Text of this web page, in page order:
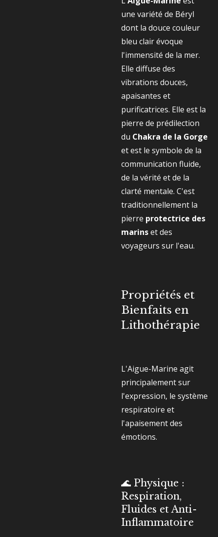
une variété de Béryl
dont la douce couleur
bleu clair évoque
l'immensité de la mer.
Elle diffuse des
vibrations douces,
apaisantes et
purificatrices. Elle est la
pierre de prédilection
du Chakra de la Gorge
et est le symbole de la
communication fluide,
de la vérité et de la
clarté mentale. C'est
traditionnellement la
pierre protectrice des
marinset des
voyageurs sur l'eau.
Propriétés et
Bienfaits en
Lithothérapie
L'Aigue-Marine agit
principalement sur
l'expression, le système
respiratoire et
l'apaisement des
émotions.
🌊 Physique :
Respiration,
Fluides et Anti-
Inflammatoire